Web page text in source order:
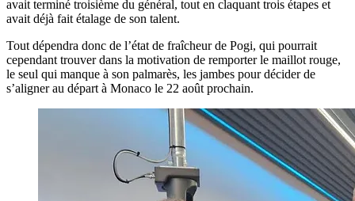
avait terminé troisième du général, tout en claquant trois étapes et
avait déjà fait étalage de son talent.
Tout dépendra donc de l’état de fraîcheur de Pogi, qui pourrait
cependant trouver dans la motivation de remporter le maillot rouge,
le seul qui manque à son palmarès, les jambes pour décider de
s’aligner au départ à Monaco le 22 août prochain.